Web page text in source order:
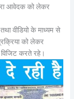
आवेदक को लेकर
वीडियो के माध्यम से
को लेकर
करते रहे।